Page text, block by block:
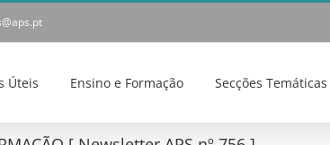
Úteis Ensino e Formação Secções Temáticas